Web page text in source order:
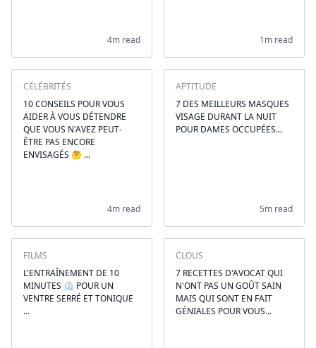
4m read 1m read
CÉLÉBRITÉS
10 CONSEILS POUR VOUS
AIDER À VOUS DÉTENDRE
QUE VOUS N'AVEZ PEUT-
ÊTRE PAS ENCORE
ENVISAGÉS 🤔 ...
4m read
APTITUDE
7 DES MEILLEURS MASQUES
VISAGE DURANT LA NUIT
POUR DAMES OCCUPÉES...
5m read
FILMS
L'ENTRAÎNEMENT DE 10
MINUTES ⏲ POUR UN
VENTRE SERRÉ ET TONIQUE
...
CLOUS
7 RECETTES D'AVOCAT QUI
N'ONT PAS UN GOÛT SAIN
MAIS QUI SONT EN FAIT
GÉNIALES POUR VOUS...